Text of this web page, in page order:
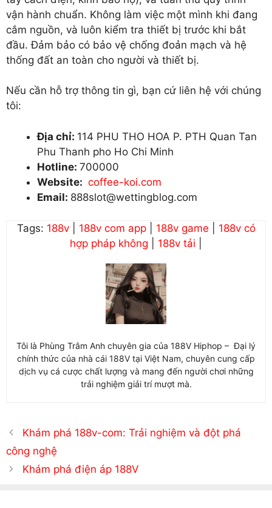
vận hành chuẩn. Không làm việc một mình khi đang
cắm nguồn, và luôn kiểm tra thiết bị trước khi bắt
đầu. Đảm bảo có bảo vệ chống đoản mạch và hệ
thống đất an toàn cho người và thiết bị.
Nếu cần hỗ trợ thông tin gì, bạn cứ liên hệ với chúng
tôi:
Địa chỉ: 114 PHU THO HOA P. PTH Quan Tan
Phu Thanh pho Ho Chi Minh
Hotline: 700000
Website: coffee-koi.com
Email: 888slot@wettingblog.com
Tags: 188v| 188v com app| 188v game
188v có
hợp pháp không
188v tải
Tôi là Phùng Trâm Anh chuyên gia của 188V Hiphop – Đại lý
chính thức của nhà cái 188V tại Việt Nam, chuyên cung cấp
dịch vụ cá cược chất lượng và mang đến người chơi những
trải nghiệm giải trí mượt mà.
Khám phá 188v-com: Trải nghiệm và đột phá
công nghệ
Khám phá điện áp 188V